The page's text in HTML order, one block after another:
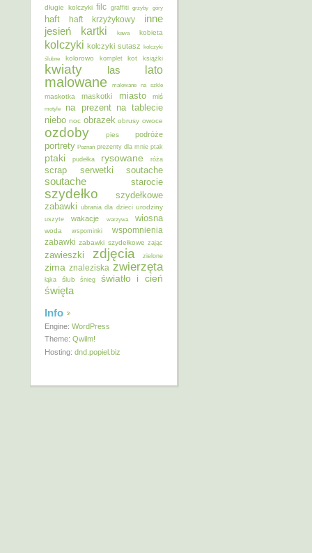
długie kolczyki filc graffiti grzyby góry
haft haft krzyżykowy inne
jesień kartki kawa kobieta
kolczyki kolczyki sutasz kolczyki
ślubne
kolorowo komplet kot książki
kwiaty las lato
malowane malowane na szkle
maskotka maskotki miasto miś
motyle na prezent na tablecie
niebo noc obrazek obrusy owoce
ozdoby pies podróże
portrety Poznań prezenty dla mnie ptak
ptaki pudełka rysowane róża
scrap serwetki soutache
soutache starocie
szydełko
szydełkowe
zabawki ubrania dla dzieci urodziny
uszyte wakacje warzywa wiosna
woda wspominki
wspomnienia
zabawki zabawki szydełkowe zając
zawieszki zdjęcia zielone
zima znaleziska zwierzęta
łąka ślub śnieg światło i cień
święta
Info
Engine: WordPress
Theme: Qwilm!
Hosting: dnd.popiel.biz